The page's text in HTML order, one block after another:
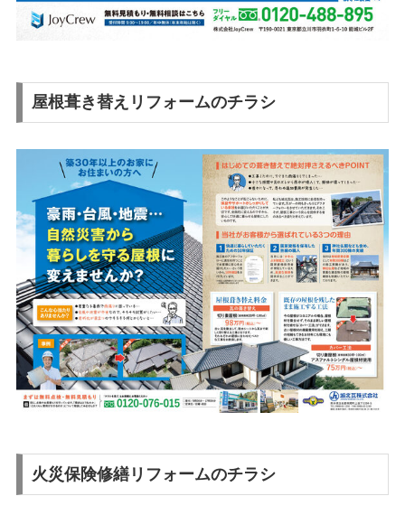
屋根葺き替えリフォームのチラシ
火災保険修繕リフォームのチラシ